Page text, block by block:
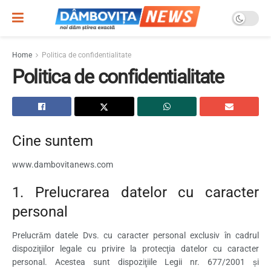
Home Politica de confidentialitate
Politica de confidentialitate
Cine suntem
www.dambovitanews.com
1. Prelucrarea datelor cu caracter
personal
Prelucrăm datele Dvs. cu caracter personal exclusiv în cadrul
dispoziţiilor legale cu privire la protecţia datelor cu caracter
personal. Acestea sunt dispoziţiile Legii nr. 677/2001 și